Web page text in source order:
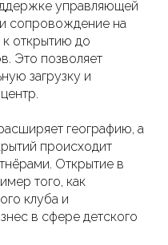
управляющей
сопровождение на
к открытию до
Это позволяет
загрузку и
географию, а
происходит
Открытие в
того, как
клуба и
в сфере детского